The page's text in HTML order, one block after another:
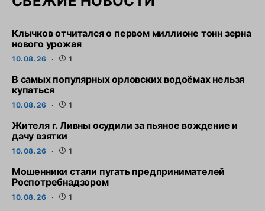
Клычков отчитался о первом миллионе тонн зерна
нового урожая
10.08.26 1
В самых популярных орловских водоёмах нельзя
купаться
10.08.26 1
Жителя г. Ливны осудили за пьяное вождение и
дачу взятки
10.08.26 1
Мошенники стали пугать предпринимателей
Роспотребнадзором
10.08.26 1